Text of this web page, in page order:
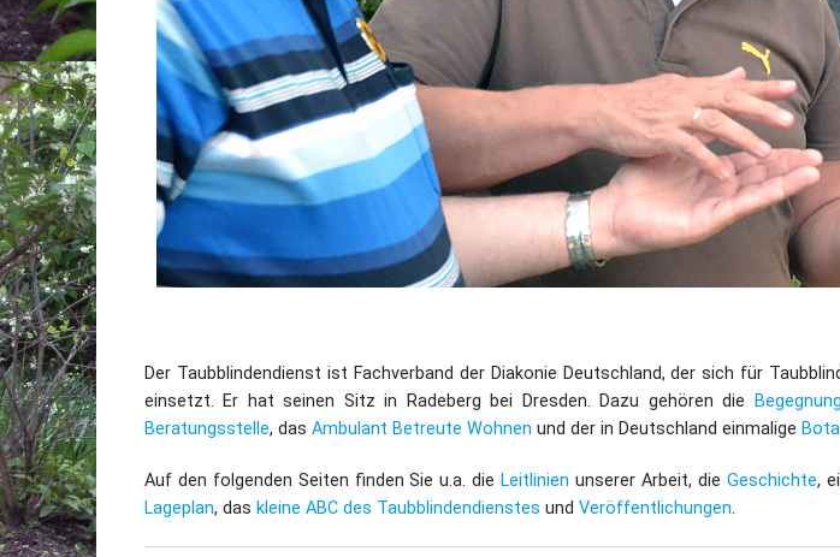
Kontakt
Der Taubblindendienst ist Fachverband der Diakonie Deutschland, der sich für
einsetzt. Er hat seinen Sitz in Radeberg bei Dresden. Dazu gehören die
Beratungsstelle, das Ambulant Betreute Wohnen und der in Deutschland einmalige
Auf den folgenden Seiten finden Sie u.a. die Leitlinien unserer Arbeit, die Geschichte,
Lageplan, das kleine ABC des Taubblindendienstes und Veröffentlichungen.